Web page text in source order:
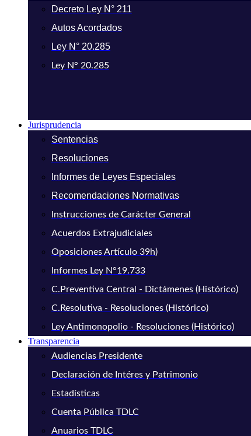
Decreto Ley N° 211
Autos Acordados
Ley N° 20.285
Ley N° 20.285
Jurisprudencia
Sentencias
Resoluciones
Informes de Leyes Especiales
Recomendaciones Normativas
Instrucciones de Carácter General
Acuerdos Extrajudiciales
Oposiciones Artículo 39h)
Informes Ley N°19.733
C.Preventiva Central - Dictámenes (Histórico)
C.Resolutiva - Resoluciones (Histórico)
Ley Antimonopolio - Resoluciones (Histórico)
Transparencia
Audiencias Presidente
Declaración de Intéres y Patrimonio
Estadísticas
Cuenta Pública TDLC
Anuarios TDLC